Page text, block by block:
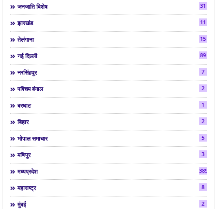
जनजाति विशेष 31
झारखंड 11
तेलंगाना 15
नई दिल्ली 89
नरसिंहपुर 7
पश्चिम बंगाल 2
बरघाट 1
बिहार 2
भोपाल समाचार 5
मणिपुर 3
मध्यप्रदेश 3892
महाराष्ट्र 8
मुंबई 2